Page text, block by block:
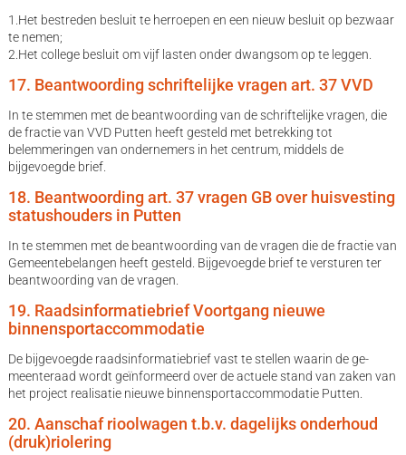
1.Het bestreden besluit te herroepen en een nieuw besluit op bezwaar
te nemen;
2.Het college besluit om vijf lasten onder dwangsom op te leggen.
17. Beantwoording schriftelijke vragen art. 37 VVD
In te stemmen met de beantwoording van de schriftelijke vragen, die
de fractie van VVD Putten heeft gesteld met betrekking tot
belemmeringen van ondernemers in het centrum, middels de
bijgevoegde brief.
18. Beantwoording art. 37 vragen GB over huisvesting
statushouders in Putten
In te stemmen met de beantwoording van de vragen die de fractie van
Gemeentebelangen heeft gesteld. Bijgevoegde brief te versturen ter
beantwoording van de vragen.
19. Raadsinformatiebrief Voortgang nieuwe
binnensportaccommodatie
De bijgevoegde raadsinformatiebrief vast te stellen waarin de ge-
meenteraad wordt geïnformeerd over de actuele stand van zaken van
het project realisatie nieuwe binnensportaccommodatie Putten.
20. Aanschaf rioolwagen t.b.v. dagelijks onderhoud
(druk)riolering